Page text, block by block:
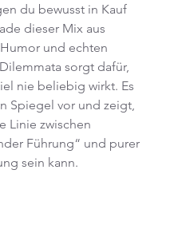
du bewusst in Kauf
dieser Mix aus
und echten
sorgt dafür,
nie beliebig wirkt. Es
Spiegel vor und zeigt,
Linie zwischen
Führung“ und purer
sein kann.